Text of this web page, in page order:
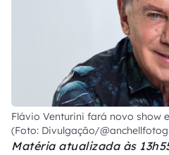
Flávio Venturini fará novo show
(Foto: Divulgação/
Matéria atualizada às